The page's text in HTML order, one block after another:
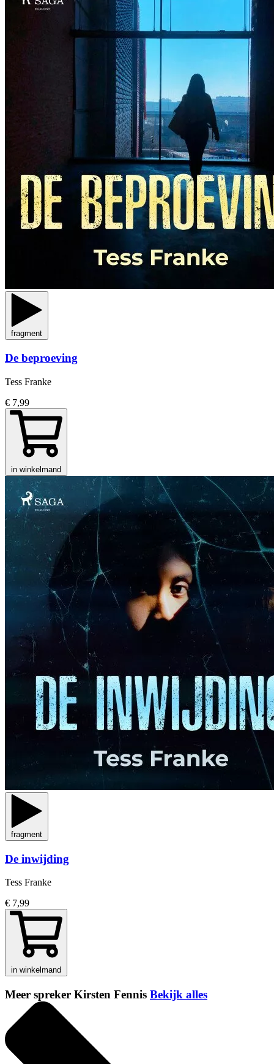
fragment
De beproeving
Tess Franke
€ 7,99
in winkelmand
fragment
De inwijding
Tess Franke
€ 7,99
in winkelmand
Meer spreker Kirsten Fennis Bekijk alles